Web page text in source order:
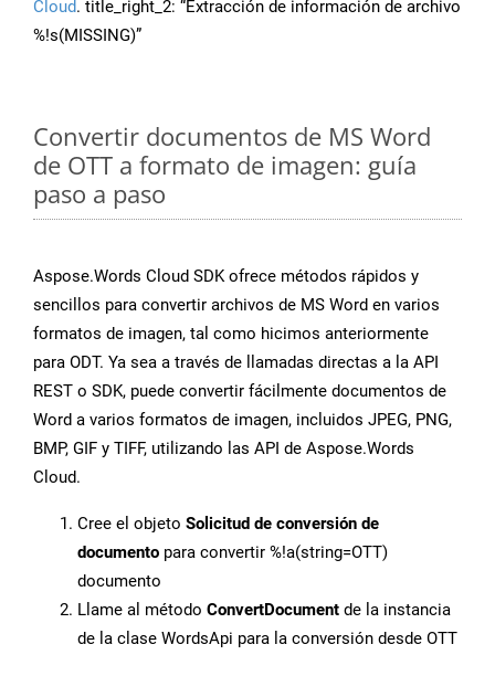
Cloud. title_right_2: “Extracción de información de archivo
%!s(MISSING)”
Convertir documentos de MS Word
de OTT a formato de imagen: guía
paso a paso
Aspose.Words Cloud SDK ofrece métodos rápidos y
sencillos para convertir archivos de MS Word en varios
formatos de imagen, tal como hicimos anteriormente
para ODT. Ya sea a través de llamadas directas a la API
REST o SDK, puede convertir fácilmente documentos de
Word a varios formatos de imagen, incluidos JPEG, PNG,
BMP, GIF y TIFF, utilizando las API de Aspose.Words
Cloud.
Cree el objeto Solicitud de conversión de
documento para convertir %!a(string=OTT)
documento
Llame al método ConvertDocument de la instancia
de la clase WordsApi para la conversión desde OTT